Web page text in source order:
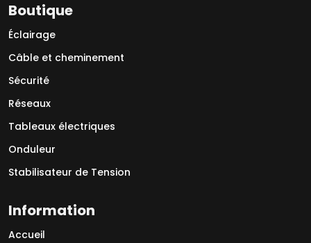
Boutique
Éclairage
Câble et cheminement
Sécurité
Réseaux
Tableaux électriques
Onduleur
Stabilisateur de Tension
Information
Accueil